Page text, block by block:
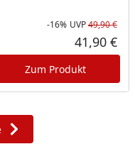
ProzentPreis
-16% UVP49,90 €
41,90 €
Zum Produkt